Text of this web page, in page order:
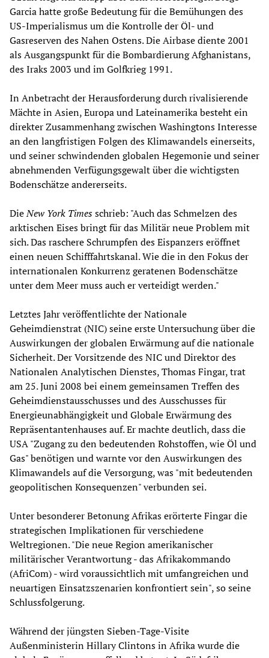
Garcia hatte große Bedeutung für die Bemühungen des
US-Imperialismus um die Kontrolle der Öl- und
Gasreserven des Nahen Ostens. Die Airbase diente 2001
als Ausgangspunkt für die Bombardierung Afghanistans,
des Iraks 2003 und im Golfkrieg 1991.
In Anbetracht der Herausforderung durch rivalisierende
Mächte in Asien, Europa und Lateinamerika besteht ein
direkter Zusammenhang zwischen Washingtons Interesse
an den langfristigen Folgen des Klimawandels einerseits,
und seiner schwindenden globalen Hegemonie und seiner
abnehmenden Verfügungsgewalt über die wichtigsten
Bodenschätze andererseits.
DieNew York Timesschrieb: "Auch das Schmelzen des
arktischen Eises bringt für das Militär neue Problem mit
sich. Das raschere Schrumpfen des Eispanzers eröffnet
einen neuen Schifffahrtskanal. Wie die in den Fokus der
internationalen Konkurrenz geratenen Bodenschätze
unter dem Meer muss auch er verteidigt werden."
Letztes Jahr veröffentlichte der Nationale
Geheimdienstrat (NIC) seine erste Untersuchung über die
Auswirkungen der globalen Erwärmung auf die nationale
Sicherheit. Der Vorsitzende des NIC und Direktor des
Nationalen Analytischen Dienstes, Thomas Fingar, trat
am 25. Juni 2008 bei einem gemeinsamen Treffen des
Geheimdienstausschusses und des Ausschusses für
Energieunabhängigkeit und Globale Erwärmung des
Repräsentantenhauses auf. Er machte deutlich, dass die
USA "Zugang zu den bedeutenden Rohstoffen, wie Öl und
Gas" benötigen und warnte vor den Auswirkungen des
Klimawandels auf die Versorgung, was "mit bedeutenden
geopolitischen Konsequenzen" verbunden sei.
Unter besonderer Betonung Afrikas erörterte Fingar die
strategischen Implikationen für verschiedene
Weltregionen. "Die neue Region amerikanischer
militärischer Verantwortung - das Afrikakommando
(AfriCom) - wird voraussichtlich mit umfangreichen und
neuartigen Einsatzszenarien konfrontiert sein", so seine
Schlussfolgerung.
Während der jüngsten Sieben-Tage-Visite
Außenministerin Hillary Clintons in Afrika wurde die